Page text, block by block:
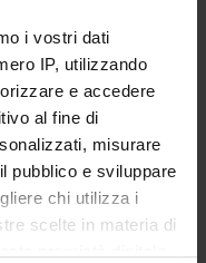
i vostri dati
IP, utilizzando
e accedere
al fine di
misurare
pubblico e sviluppare
chi utilizza i
scelte in materia di